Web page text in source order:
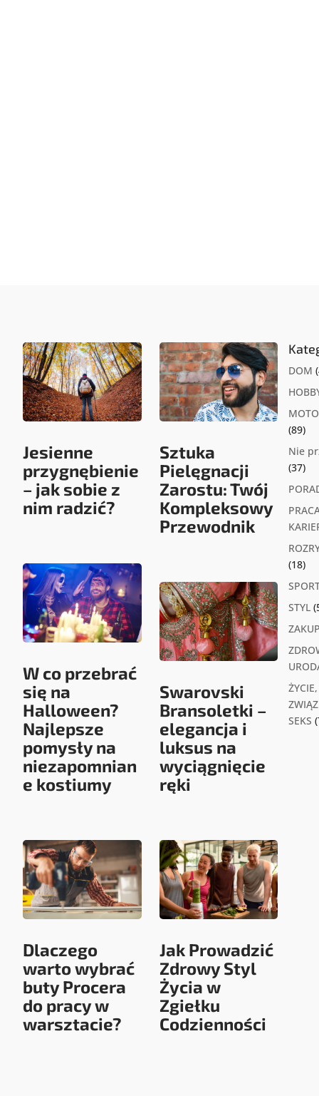
Jesienne
przygnębienie
– jak sobie z
nim radzić?
W co przebrać
się na
Halloween?
Najlepsze
pomysły na
niezapomnian
e kostiumy
Dlaczego
warto wybrać
buty Procera
do pracy w
warsztacie?
Sztuka
Pielęgnacji
Zarostu: Twój
Kompleksowy
Przewodnik
Swarovski
Bransoletki –
elegancja i
luksus na
wyciągnięcie
ręki
Jak Prowadzić
Zdrowy Styl
Życia w
Zgiełku
Codzienności
DOM
(89)
Nie
(37)
(18)
STYL
ŻYCIE,
SEKS